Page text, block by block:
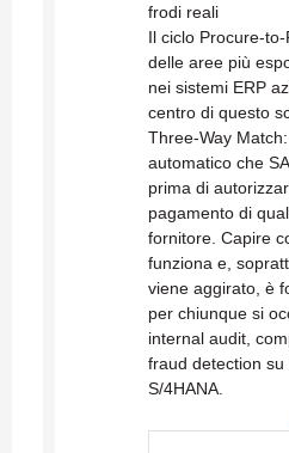
frodi reali
Il ciclo Procure-
delle aree più
nei sistemi ERP
centro di questo
Three-Way
automatico che
prima di
pagamento di
fornitore. Capire
funziona e,
viene aggirato, è
per chiunque si
internal audit,
fraud detection su
S/4HANA.